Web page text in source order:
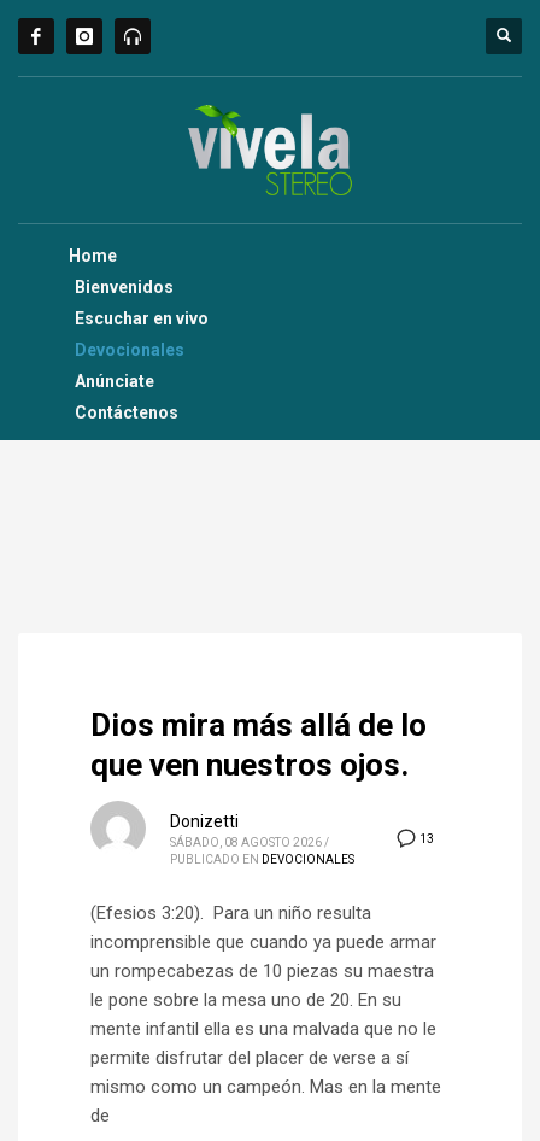
Home
Bienvenidos
Escuchar en vivo
Devocionales
Anúnciate
Contáctenos
Dios mira más allá de lo
que ven nuestros ojos.
13
Donizetti
SÁBADO, 08 AGOSTO 2026 /
PUBLICADO EN DEVOCIONALES
(Efesios 3:20). Para un niño resulta
incomprensible que cuando ya puede armar
un rompecabezas de 10 piezas su maestra
le pone sobre la mesa uno de 20. En su
mente infantil ella es una malvada que no le
permite disfrutar del placer de verse a sí
mismo como un campeón. Mas en la mente
de